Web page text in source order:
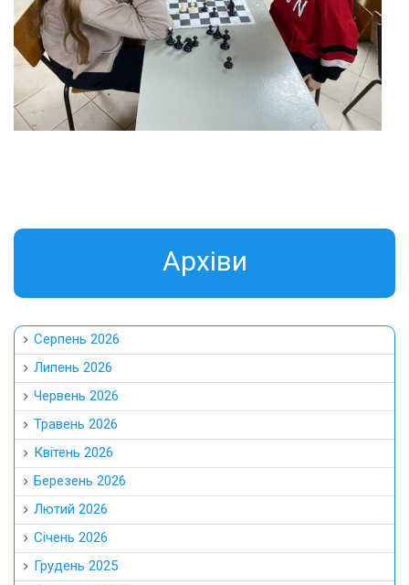
Aрхіви
Серпень 2026
Липень 2026
Червень 2026
Травень 2026
Квітень 2026
Березень 2026
Лютий 2026
Січень 2026
Грудень 2025